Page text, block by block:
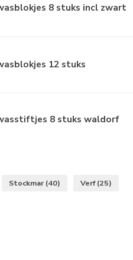
8 stuks incl zwart
12 stuks
8 stuks waldorf
Stockmar (40) Verf(25)